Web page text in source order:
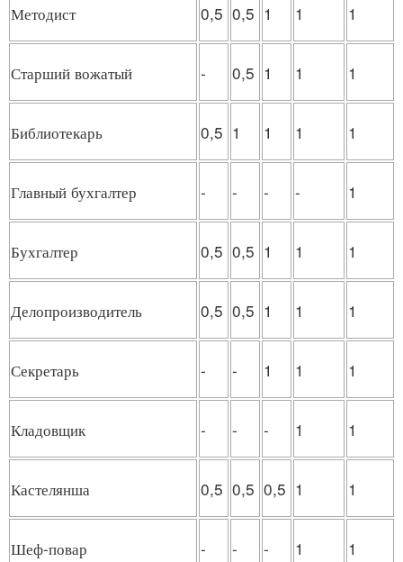
Методист 0,5 0,5 1 1 1
Старший вожатый - 0,5 1 1 1
Библиотекарь 0,5 1 1 1 1
Главный бухгалтер - - - - 1
Бухгалтер 0,5 0,5 1 1 1
Делопроизводитель 0,5 0,5 1 1 1
Секретарь - - 1 1 1
Кладовщик - - - 1 1
Кастелянша 0,5 0,5 0,5 1 1
Шеф-повар - - - 1 1